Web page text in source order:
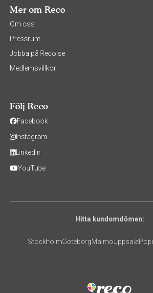
Mer om Reco
Om oss
Pressrum
Jobba på Reco.se
Medlemsvillkor
Följ Reco
Facebook
Instagram
LinkedIn
YouTube
Hitta kundomdömen:
StockholmGöteborgMalmöUppsala